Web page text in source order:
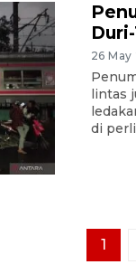
26
lintas
di
1